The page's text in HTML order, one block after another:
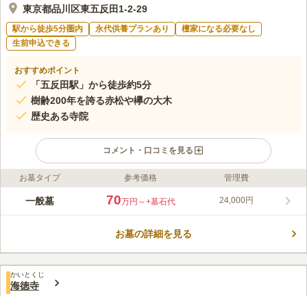
東京都品川区東五反田1-2-29
駅から徒歩5分圏内 永代供養プランあり
檀家になる必要なし
生前申込できる
おすすめポイント
「五反田駅」から徒歩約5分
樹齢200年を誇る赤松や欅の大木
歴史ある寺院
コメント・口コミを見る
ライフドット編集部のコメント
創建が応永8年（1401年）という歴史ある寺院です。 都営浅草線
お越しの方も安心してお参りできます。 落ち着きと品のある浄
口コミ評価
この霊園はまだ誰からも評価されていません。
お墓タイプ 参考価格 管理費
一般墓 70万円～+墓石代 24,000円
お墓の詳細を見る
かいとくじ
海徳寺